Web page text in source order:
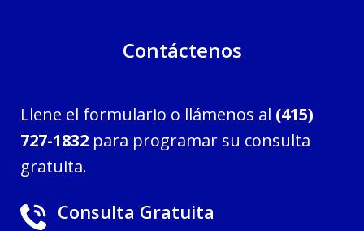
Contáctenos
Llene el formulario o llámenos al (415)
727-1832 para programar su consulta
gratuita.
Consulta Gratuita